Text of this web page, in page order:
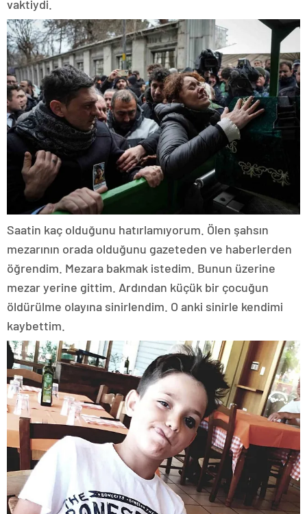
vaktiydi.
Saatin kaç olduğunu hatırlamıyorum. Ölen şahsın
mezarının orada olduğunu gazeteden ve haberlerden
öğrendim. Mezara bakmak istedim. Bunun üzerine
mezar yerine gittim. Ardından küçük bir çocuğun
öldürülme olayına sinirlendim. O anki sinirle kendimi
kaybettim.